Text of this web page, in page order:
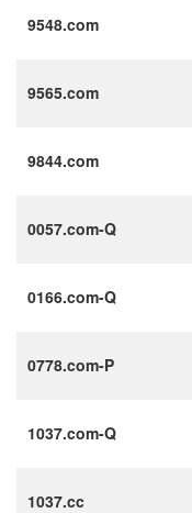
9548.com
9565.com
9844.com
0057.com-Q
0166.com-Q
0778.com-P
1037.com-Q
1037.cc